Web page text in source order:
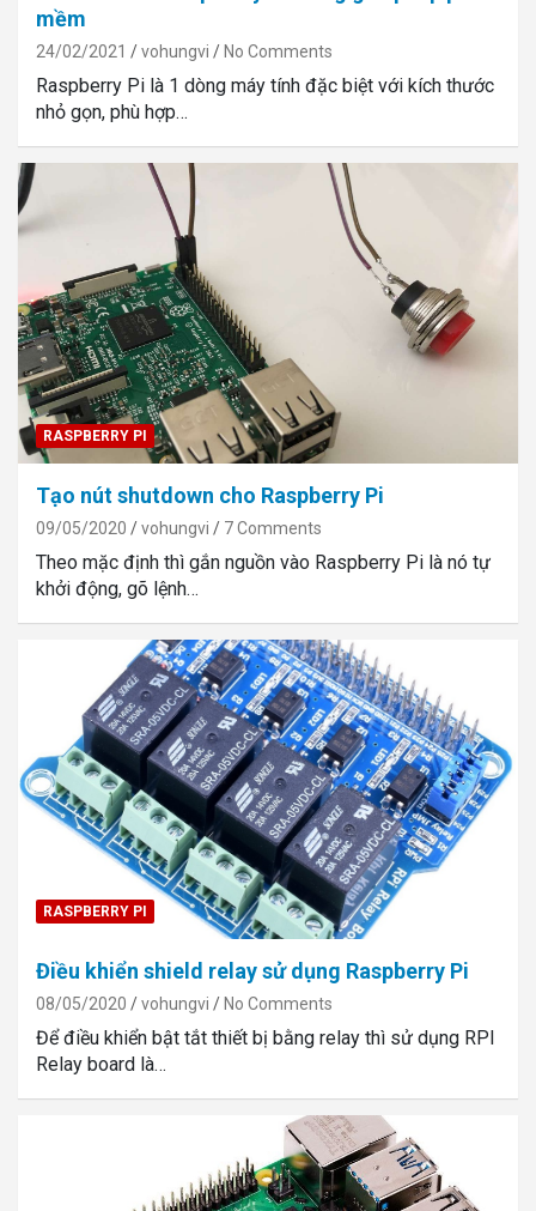
mềm
24/02/2021 vohungvi No Comments
Raspberry Pi là 1 dòng máy tính đặc biệt với kích thước
nhỏ gọn, phù hợp…
RASPBERRY PI
Tạo nút shutdown cho Raspberry Pi
09/05/2020 vohungvi 7 Comments
Theo mặc định thì gắn nguồn vào Raspberry Pi là nó tự
khởi động, gõ lệnh…
RASPBERRY PI
Điều khiển shield relay sử dụng Raspberry Pi
08/05/2020 vohungvi No Comments
Để điều khiển bật tắt thiết bị bằng relay thì sử dụng RPI
Relay board là…